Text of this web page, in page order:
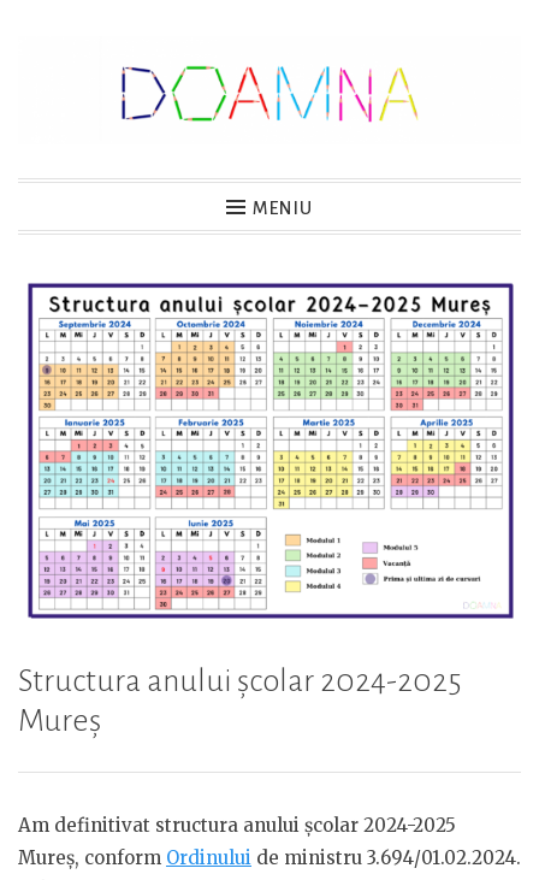
DOAMNA MENIU
Structura anului școlar 2024-2025
Mureș
Am definitivat structura anului școlar 2024-2025
Mureș, conform Ordinului de ministru 3.694/01.02.2024.